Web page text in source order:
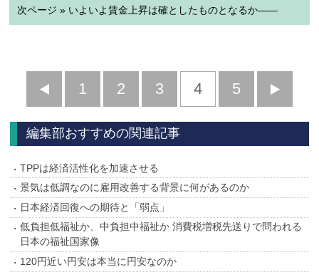
次ページ » いよいよ賃金上昇は確としたものとなるか――
前
へ
1 2 3 4 5
へ
編集部おすすめの関連記事
TPPは経済活性化を加速させる
景気は低調なのに雇用改善する背景に何があるのか
日本経済回復への期待と「弱点」
低負担低福祉か、中負担中福祉か 消費税増税先送りで問われる
日本の福祉国家像
120円近い円安は本当に円安なのか